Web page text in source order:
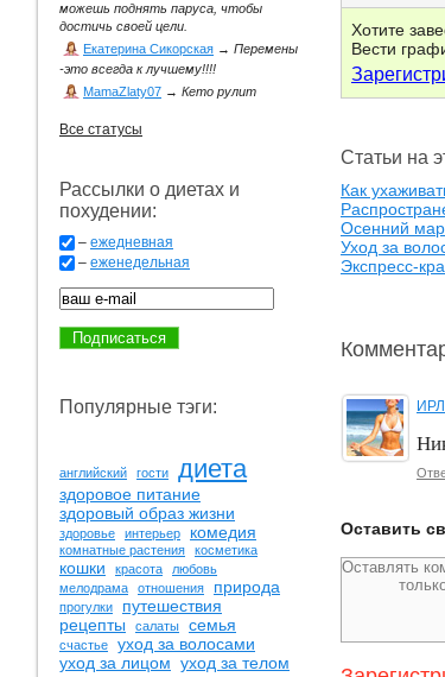
Хотите
Вести
Статьи на
Как
Осенний
Уход за
Экспресс-
Оставить
можешь поднять паруса, чтобы
достичь своей цели.
Екатерина Сикорская → Перемены
-это всегда к лучшему!!!!
MamaZlaty07 → Кето рулит
Все статусы
Рассылки о диетах и
похудении:
– ежедневная
– еженедельная
Популярные тэги:
английский гости диета
здоровое питание
здоровый образ жизни
здоровье интерьер комедия
комнатные растения косметика
кошки красота
любовь
мелодрама
отношения природа
прогулки
путешествия
рецепты
салаты семья
счастье
уход за волосами
уход за лицом уход за телом